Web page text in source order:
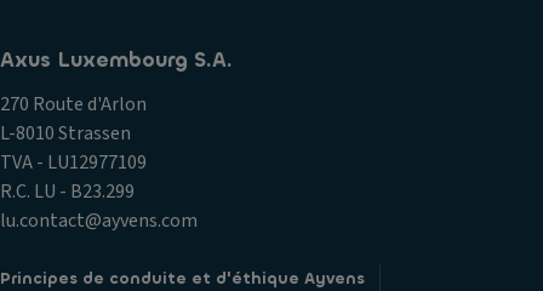
Axus Luxembourg S.A.
270 Route d'Arlon
L-8010 Strassen
TVA - LU12977109
R.C. LU - B23.299
lu.contact@ayvens.com
Principes de conduite et d'éthique Ayvens